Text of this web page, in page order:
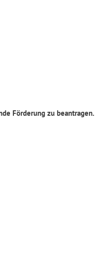
Förderung zu beantragen.